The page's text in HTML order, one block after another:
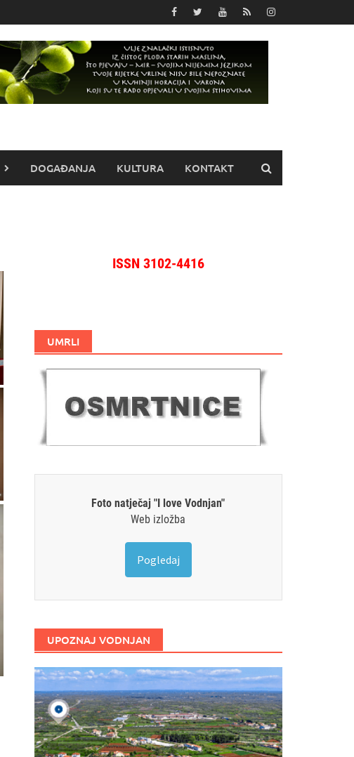
DOGAĐANJA KULTURA KONTAKT
ISSN 3102-4416
UMRLI
Foto natječaj "I love Vodnjan"
Web izložba
Pogledaj
UPOZNAJ VODNJAN